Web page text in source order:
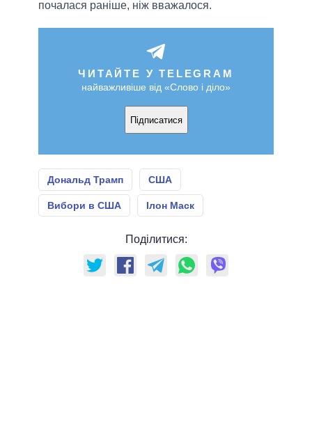
почалася раніше, ніж вважалося.
ЧИТАЙТЕ У TELEGRAM
найважливіше від «Слово і діло»
Підписатися
Дональд Трамп США
Вибори в США Ілон Маск
Поділитися: